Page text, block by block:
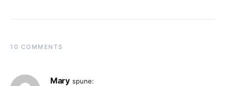
10 COMMENTS
Mary spune: